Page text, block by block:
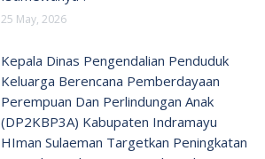
25 May, 2026
Kepala Dinas Pengendalian Penduduk
Keluarga Berencana Pemberdayaan
Perempuan Dan Perlindungan Anak
(DP2KBP3A) Kabupaten Indramayu
HIman Sulaeman Targetkan Peningkatan